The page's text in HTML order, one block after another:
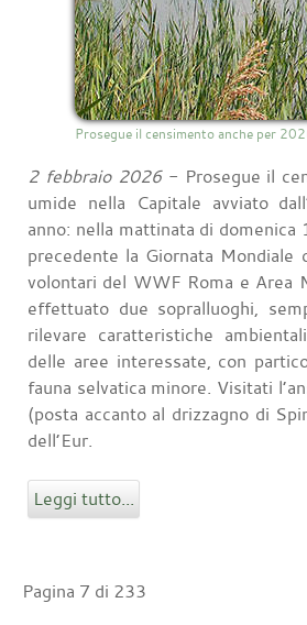
Prosegue il censimento anche per
2 febbraio 2026- Prosegue il
umide nella Capitale avviato
anno: nella mattinata di domenica
precedente la Giornata Mondiale
volontari del WWF Roma e Area
effettuato due sopralluoghi,
rilevare caratteristiche
delle aree interessate, con
fauna selvatica minore. Visitati
(posta accanto al drizzagno di
dell’Eur.
Leggi tutto...
Pagina 7 di 233